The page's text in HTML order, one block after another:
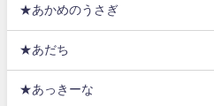
★あかめのうさぎ
★あだち
★あっきーな